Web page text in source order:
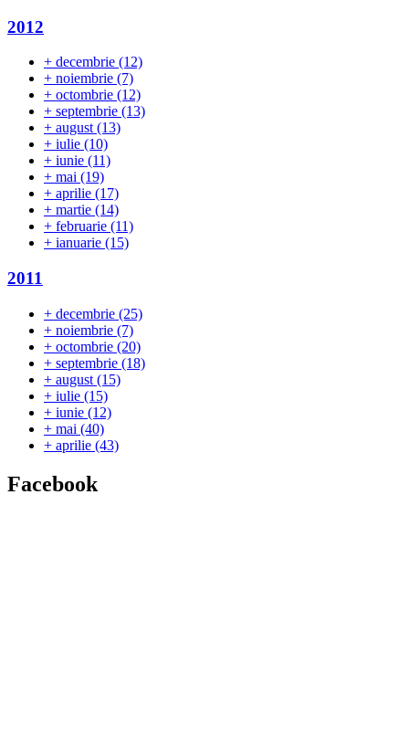
2012
+ decembrie (12)
+ noiembrie (7)
+ octombrie (12)
+ septembrie (13)
+ august(13)
+ iulie (10)
+ iunie (11)
+ mai (19)
+ aprilie (17)
+ martie (14)
+ februarie (11)
+ ianuarie (15)
2011
+ decembrie (25)
+ noiembrie (7)
+ octombrie (20)
+ septembrie (18)
+ august (15)
+ iulie (15)
+ iunie (12)
+ mai (40)
+ aprilie (43)
Facebook